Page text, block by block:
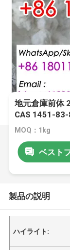
地元倉庫前体
CAS 1451-
MOQ：1kg
ベスト
製品の説明
ハイライト: